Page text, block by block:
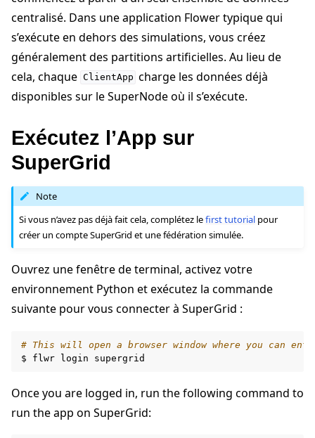
centralisé. Dans une application Flower typique qui
s’exécute en dehors des simulations, vous créez
généralement des partitions artificielles. Au lieu de
cela, chaque ClientApp charge les données déjà
disponibles sur le SuperNode où il s’exécute.
Exécutez l’App sur
SuperGrid
Note
Si vous n’avez pas déjà fait cela, complétez lefirst tutorial pour
créer un compte SuperGrid et une fédération simulée.
Ouvrez une fenêtre de terminal, activez votre
environnement Python et exécutez la commande
suivante pour vous connecter à SuperGrid :
# This will open a browser window where you can
$
flwr login
Once you are logged in, run the following command to
run the app on SuperGrid: